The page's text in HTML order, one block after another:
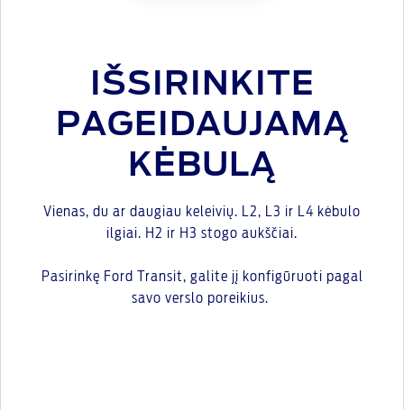
IŠSIRINKITE
PAGEIDAUJAMĄ
KĖBULĄ
Vienas, du ar daugiau keleivių. L2, L3 ir L4 kėbulo
ilgiai. H2 ir H3 stogo aukščiai.
Pasirinkę Ford Transit, galite jį konfigūruoti pagal
savo verslo poreikius.